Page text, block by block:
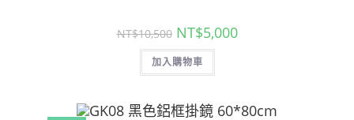
NT$10,500 原
始
價
格：
NT$10,500。
NT$5,000目
前
加入購物車